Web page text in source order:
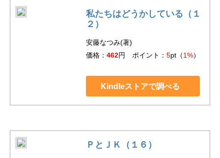
私たちはどうかしている（１
２）
安藤なつみ(著)
価格： 462円 ポイント： 5pt（1%）
Kindleストアで調べる
ＰとＪＫ（１６）